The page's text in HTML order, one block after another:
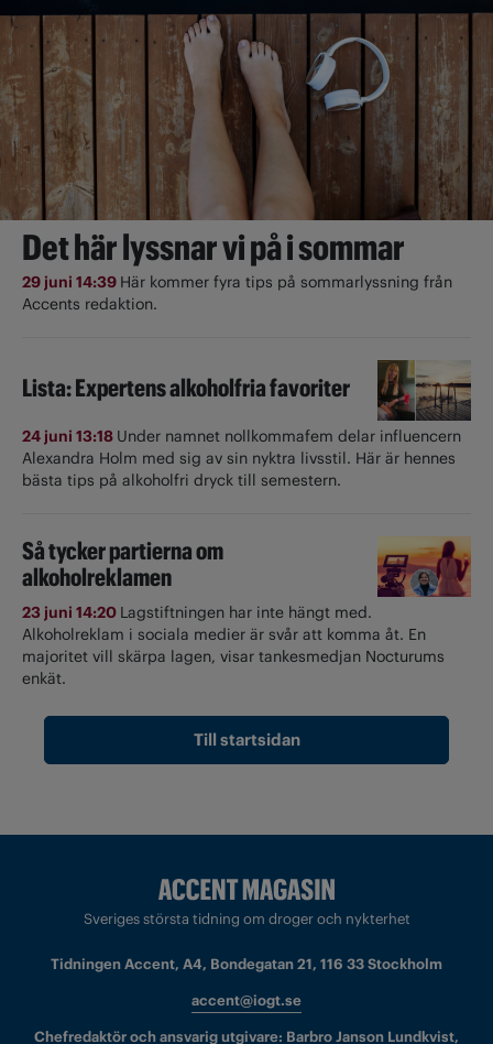
Det här lyssnar vi på i sommar
29 juni 14:39 Här kommer fyra tips på sommarlyssning från
Accents redaktion.
Lista: Expertens alkoholfria favoriter
24 juni 13:18 Under namnet nollkommafem delar influencern
Alexandra Holm med sig av sin nyktra livsstil. Här är hennes
bästa tips på alkoholfri dryck till semestern.
Så tycker partierna om
alkoholreklamen
23 juni 14:20 Lagstiftningen har inte hängt med.
Alkoholreklam i sociala medier är svår att komma åt. En
majoritet vill skärpa lagen, visar tankesmedjan Nocturums
enkät.
Till startsidan
Sveriges största tidning om droger och nykterhet
Tidningen Accent, A4, Bondegatan 21, 116 33 Stockholm
accent@iogt.se
Chefredaktör och ansvarig utgivare: Barbro Janson Lundkvist,